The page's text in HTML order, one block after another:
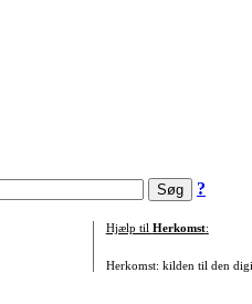
?
Hjælp til Herkomst:
Herkomst: kilden til den